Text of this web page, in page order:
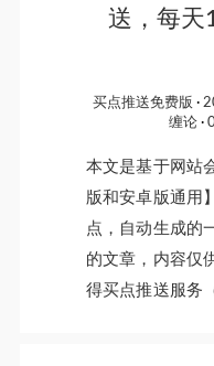
送，每天
买点推送免费版
缠论
本文是基于网站
版和安卓版通用
点，自动生成的
的文章，内容仅
得买点推送服务